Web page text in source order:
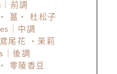
前調
薑・ 杜松子
｜中調
尾花 ・茉莉
｜後調
零陵香豆